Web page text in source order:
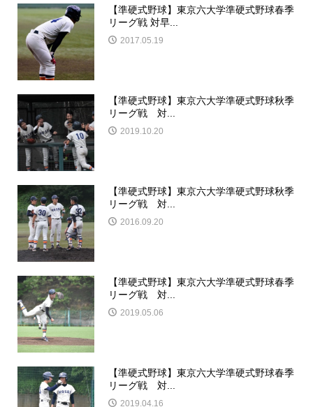
【準硬式野球】東京六大学準硬式野球春季
リーグ戦 対早...
2017.05.19
【準硬式野球】東京六大学準硬式野球秋季
リーグ戦 対...
2019.10.20
【準硬式野球】東京六大学準硬式野球秋季
リーグ戦 対...
2016.09.20
【準硬式野球】東京六大学準硬式野球春季
リーグ戦 対...
2019.05.06
【準硬式野球】東京六大学準硬式野球春季
リーグ戦 対...
2019.04.16